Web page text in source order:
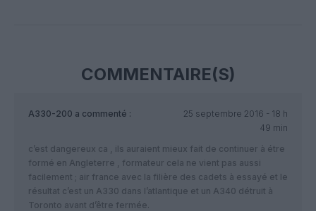
COMMENTAIRE(S)
A330-200 a commenté :
25 septembre 2016 - 18 h
49 min
c’est dangereux ca , ils auraient mieux fait de continuer à étre
formé en Angleterre , formateur cela ne vient pas aussi
facilement ; air france avec la filière des cadets à essayé et le
résultat c’est un A330 dans l’atlantique et un A340 détruit à
Toronto avant d’être fermée.